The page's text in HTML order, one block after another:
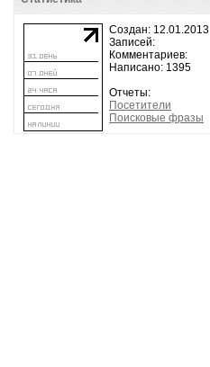
Создан: 12.01.2013
Записей:
Комментариев:
Написано: 1395
Отчеты:
Посетители
Поисковые фразы